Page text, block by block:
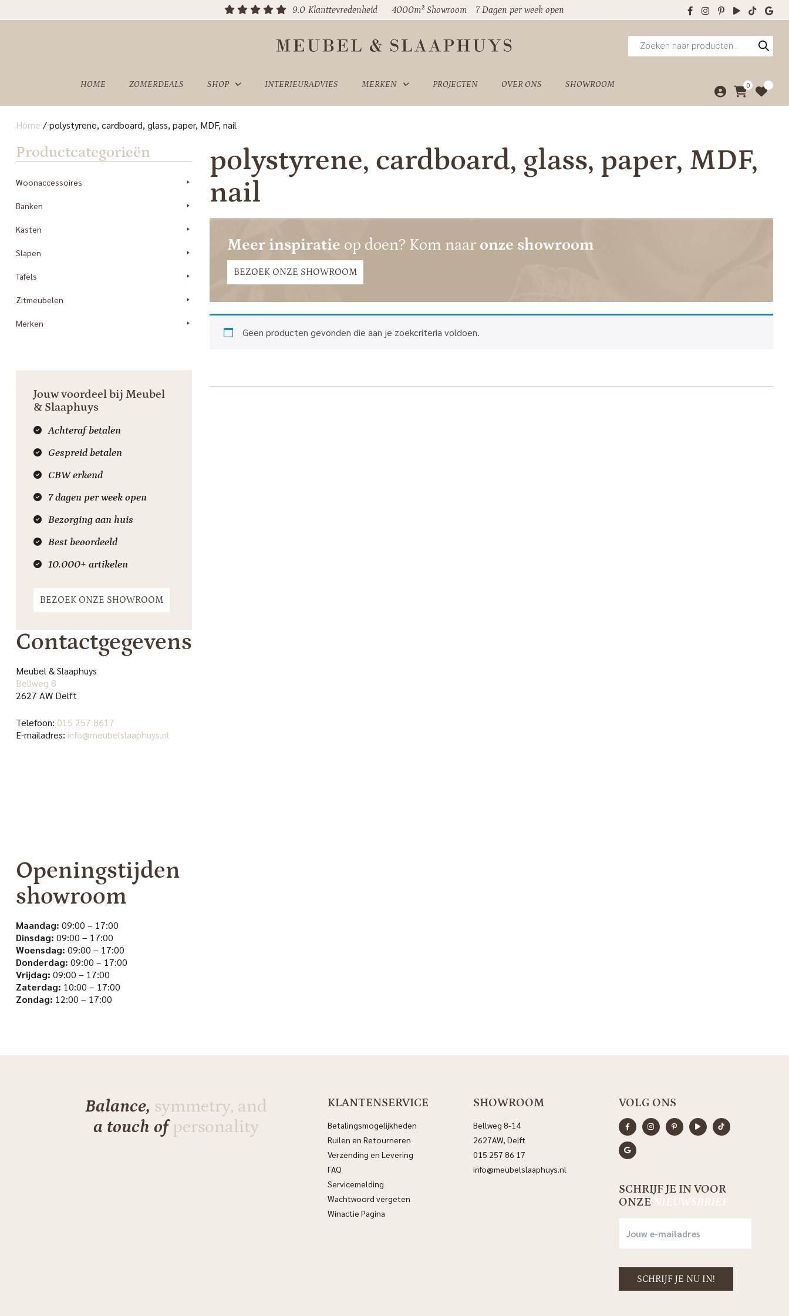
9.0 Klanttevredenheid 4000m² Showroom 7 Dagen per week open
Producten
zoeken
HOME ZOMERDEALS SHOP INTERIEURADVIES MERKEN PROJECTEN OVER ONS SHOWROOM 0
SHOWROOM
Home /polystyrene, cardboard, glass, paper, MDF, nail
Productcategorieën
Woonaccessoires
Banken
Kasten
Slapen
Tafels
Zitmeubelen
Merken
Jouw voordeel bij Meubel
& Slaaphuys
Achteraf betalen
Gespreid betalen
CBW erkend
7 dagen per week open
Bezorging aan huis
Best beoordeeld
10.000+ artikelen
BEZOEK ONZE SHOWROOM
Contactgegevens
Meubel & Slaaphuys
Bellweg 8
2627 AW Delft
Telefoon: 015 257 8617
E-mailadres: info@meubelslaaphuys.nl
Openingstijden
showroom
Maandag: 09:00 – 17:00
Dinsdag: 09:00 – 17:00
Woensdag: 09:00 – 17:00
Donderdag: 09:00 – 17:00
Vrijdag: 09:00 – 17:00
Zaterdag: 10:00 – 17:00
Zondag: 12:00 – 17:00
polystyrene, cardboard, glass, paper, MDF,
nail
Meer inspiratie op doen? Kom naar onze showroom
BEZOEK ONZE SHOWROOM
Geen producten gevonden die aan je zoekcriteria voldoen.
Balance, symmetry, and
a touch ofpersonality
KLANTENSERVICE
Betalingsmogelijkheden
Ruilen en Retourneren
Verzending en Levering
FAQ
Servicemelding
Wachtwoord vergeten
Winactie Pagina
SHOWROOM
Bellweg 8-14
2627AW, Delft
015 257 86 17
info@meubelslaaphuys.nl
VOLG ONS
SCHRIJF JE IN VOOR
ONZE NIEUWSBRIEF